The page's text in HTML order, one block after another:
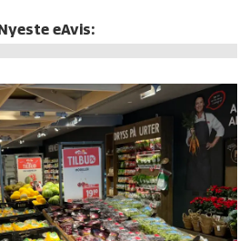
eAvis: